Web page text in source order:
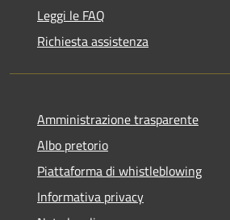
Leggi le FAQ
Richiesta assistenza
Amministrazione trasparente
Albo pretorio
Piattaforma di whistleblowing
Informativa privacy